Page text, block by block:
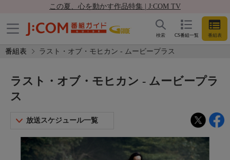
この夏、心を動かす作品特集 | J:COM TV
CS番組一覧 番組表
検索
番組表 ラスト・オブ・モヒカン - ムービープラス
ラスト・オブ・モヒカン - ムービープラ
ス
放送スケジュール一覧